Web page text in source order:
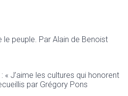
peuple. Par Alain de Benoist
« J’aime les cultures qui honorent
par Grégory Pons